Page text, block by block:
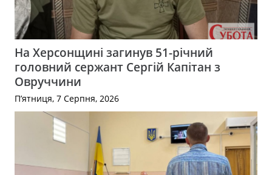
На Херсонщині загинув 51-річний
головний сержант Сергій Капітан з
Овруччини
П’ятниця, 7 Серпня, 2026